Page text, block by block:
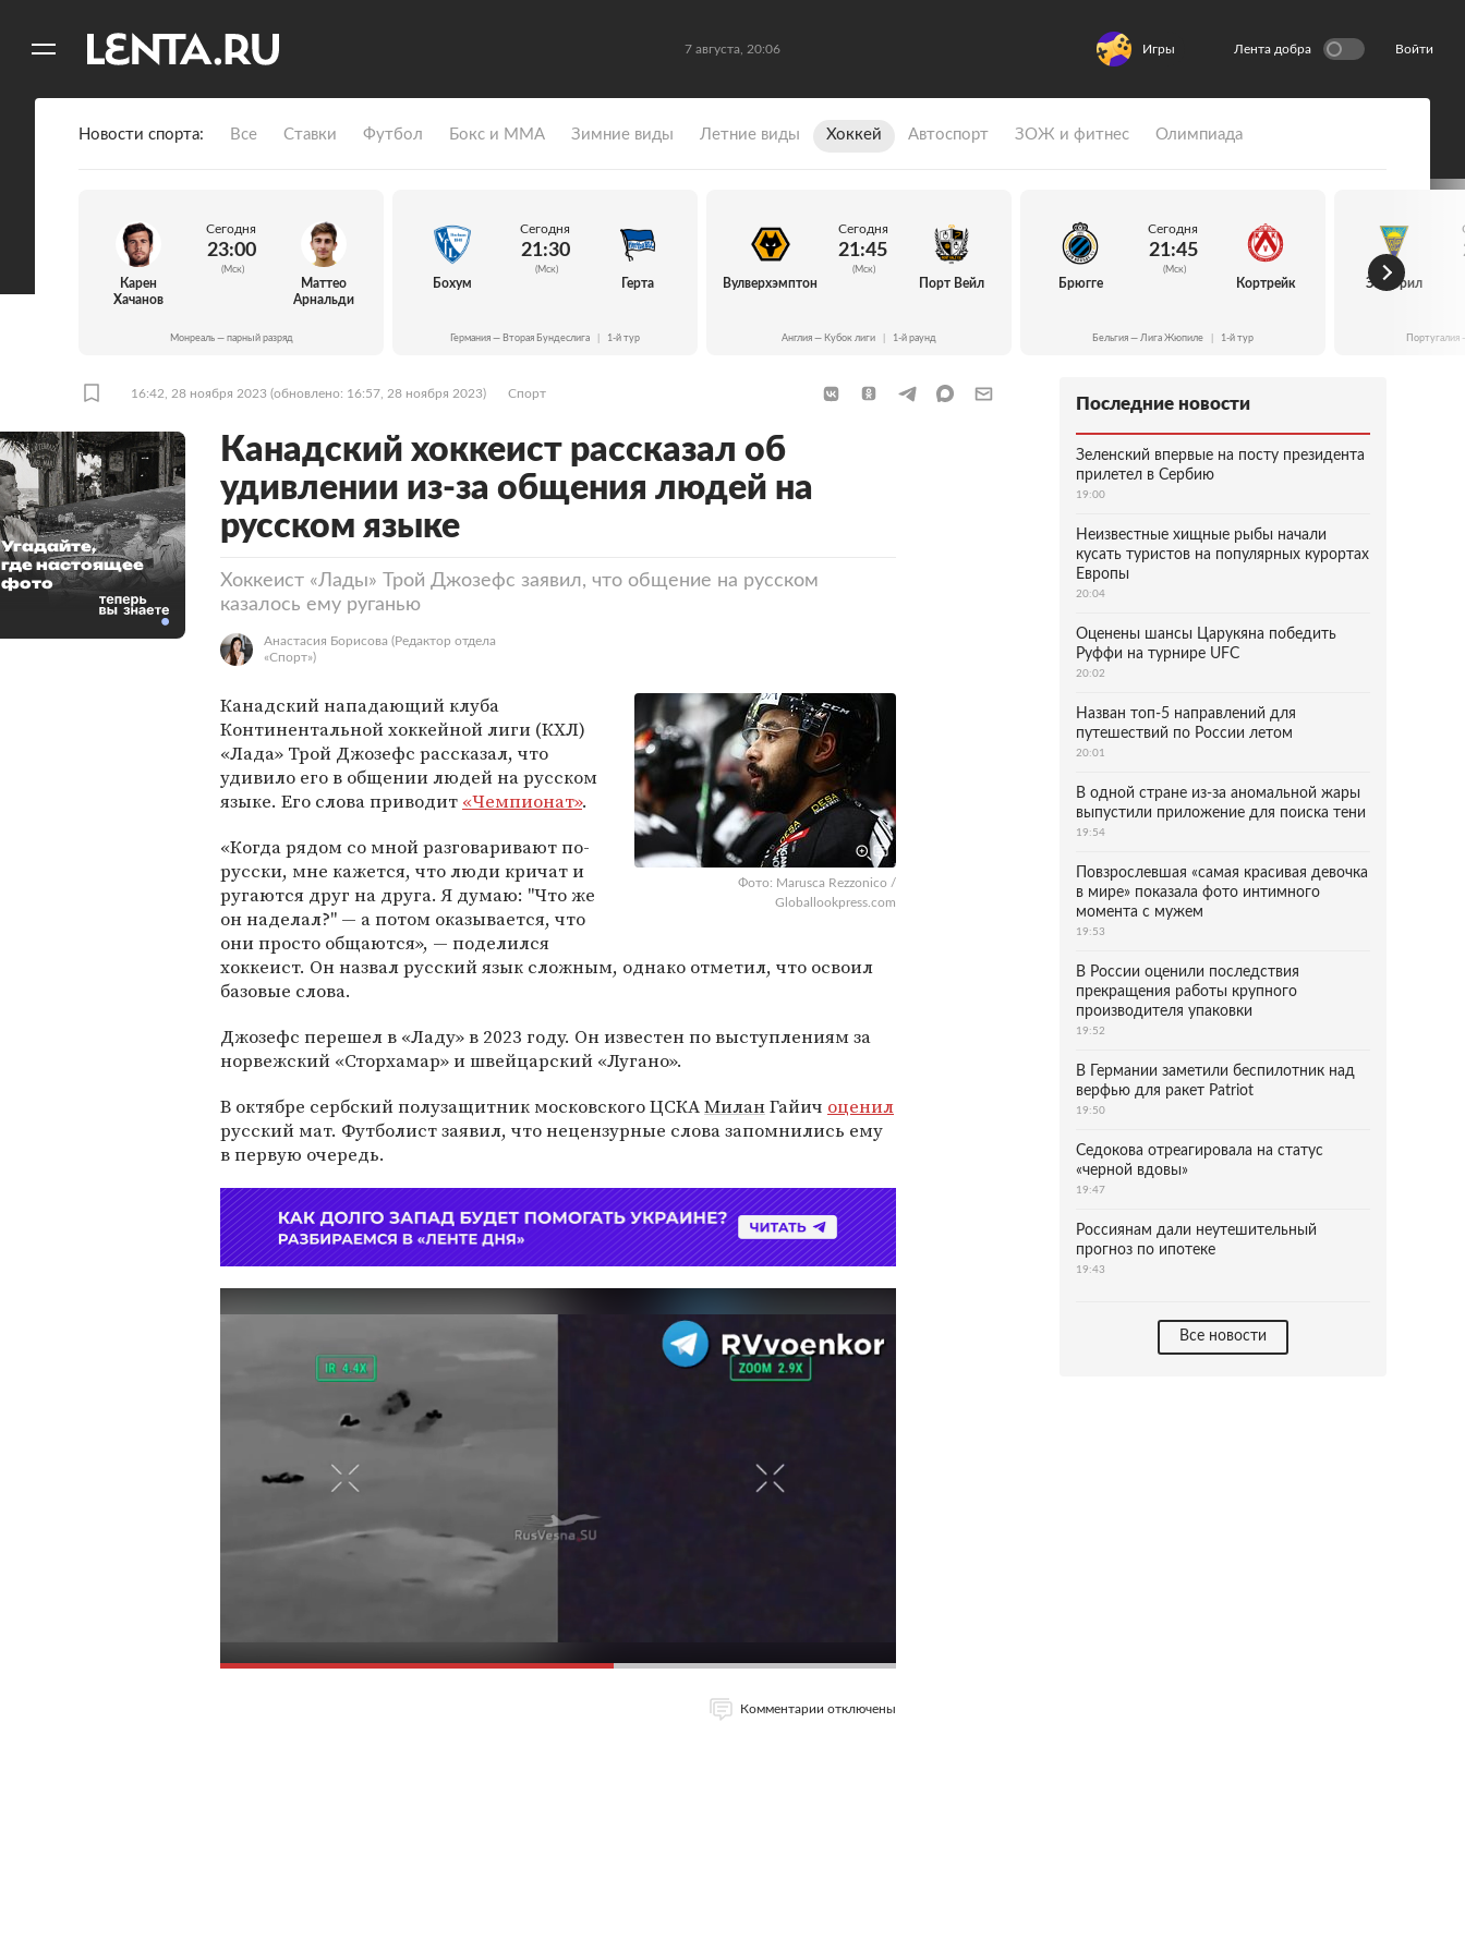
7 августа, 20:06 Игры Лента добра Войти
Новости спорта Все Ставки Футбол Бокс и ММА Зимние виды Летние виды Хоккей Автоспорт ЗОЖ и фитнес Олимпиада
Карен
Хачанов
Сегодня
23:00
(Мск)
Маттео
Арнальди
Монреаль — парный разряд
Бохум
Сегодня
21:30
(Мск)
Герта
Германия — Вторая Бундеслига 1-й тур
Вулверхэмптон
Сегодня
21:45
(Мск)
Порт Вейл
Англия — Кубок лиги 1-й раунд
Брюгге
Сегодня
21:45
(Мск)
Кортрейк
Бельгия — Лига Жюпиле 1-й тур
Эшторил
16:42, 28 ноября 2023 (обновлено: 16:57, 28 ноября 2023) Спорт
Канадский хоккеист рассказал об
удивлении из-за общения людей на
русском языке
Хоккеист «Лады» Трой Джозефс заявил, что общение на русском
казалось ему руганью
Анастасия Борисова (Редактор отдела
«Спорт»)
Фото: Marusca Rezzonico /
Globallookpress.com
Канадский нападающий клуба
Континентальной хоккейной лиги (КХЛ)
«Лада» Трой Джозефс рассказал, что
удивило его в общении людей на русском
языке. Его слова приводит «Чемпионат».
«Когда рядом со мной разговаривают по-
русски, мне кажется, что люди кричат и
ругаются друг на друга. Я думаю: "Что же
он наделал?" — а потом оказывается, что
они просто общаются», — поделился
хоккеист. Он назвал русский язык сложным, однако отметил, что освоил
базовые слова.
Джозефс перешел в «Ладу» в 2023 году. Он известен по выступлениям за
норвежский «Сторхамар» и швейцарский «Лугано».
В октябре сербский полузащитник московского ЦСКАМиланГайич оценил
русский мат. Футболист заявил, что нецензурные слова запомнились ему
в первую очередь.
Комментарии отключены
Угадайте,
где настоящее
фото
Последние новости
Зеленский впервые на посту президента
прилетел в Сербию
19:00
Неизвестные хищные рыбы начали
кусать туристов на популярных курортах
Европы
20:04
Оценены шансы Царукяна победить
Руффи на турнире UFC
20:02
Назван топ-5 направлений для
путешествий по России летом
20:01
В одной стране из-за аномальной жары
выпустили приложение для поиска тени
19:54
Повзрослевшая «самая красивая девочка
в мире» показала фото интимного
момента с мужем
19:53
В России оценили последствия
прекращения работы крупного
производителя упаковки
19:52
В Германии заметили беспилотник над
верфью для ракет Patriot
19:50
Седокова отреагировала на статус
«черной вдовы»
19:47
Россиянам дали неутешительный
прогноз по ипотеке
19:43
Все новости